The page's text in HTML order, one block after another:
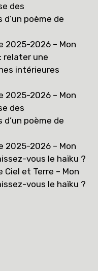
des
poème de
2025-2026 – Mon
relater une
intérieures
2025-2026 – Mon
des
poème de
2025-2026 – Mon
vous le haïku ?
et Terre – Mon
vous le haïku ?